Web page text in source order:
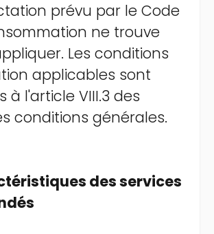
prévu par le Code
ne trouve
Les conditions
applicables sont
à l'article VIII.3 des
conditions générales.
des services